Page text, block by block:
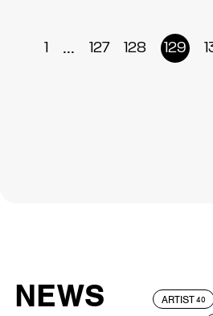
1 ... 127 128 129
NEWS
ARTIST40